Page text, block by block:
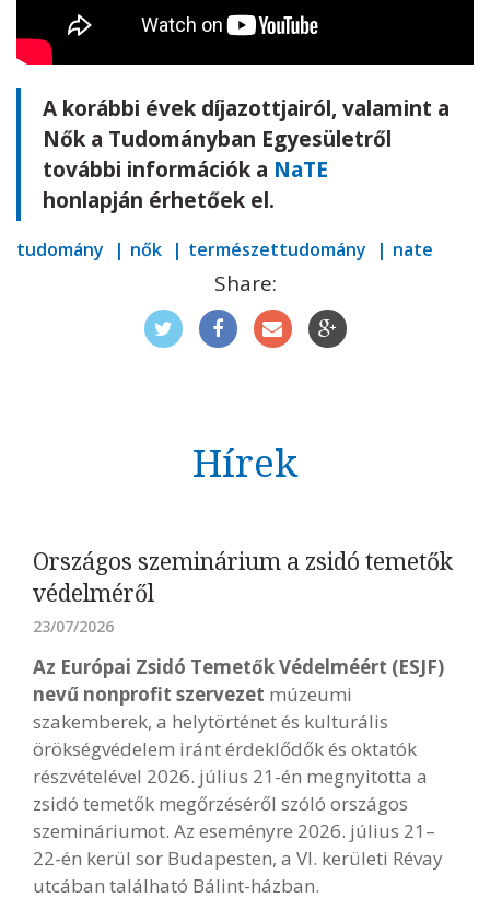
A korábbi évek díjazottjairól, valamint a
Nők a Tudományban Egyesületről
további információk a NaTE
honlapján érhetőek el.
tudomány nők természettudomány nate
Share:
Hírek
Országos szeminárium a zsidó temetők
védelméről
23/07/2026
Az Európai Zsidó Temetők Védelméért (ESJF)
nevű nonprofit szervezet múzeumi
szakemberek, a helytörténet és kulturális
örökségvédelem iránt érdeklődők és oktatók
részvételével 2026. július 21-én megnyitotta a
zsidó temetők megőrzéséről szóló országos
szemináriumot. Az eseményre 2026. július 21–
22-én kerül sor Budapesten, a VI. kerületi Révay
utcában található Bálint-házban.